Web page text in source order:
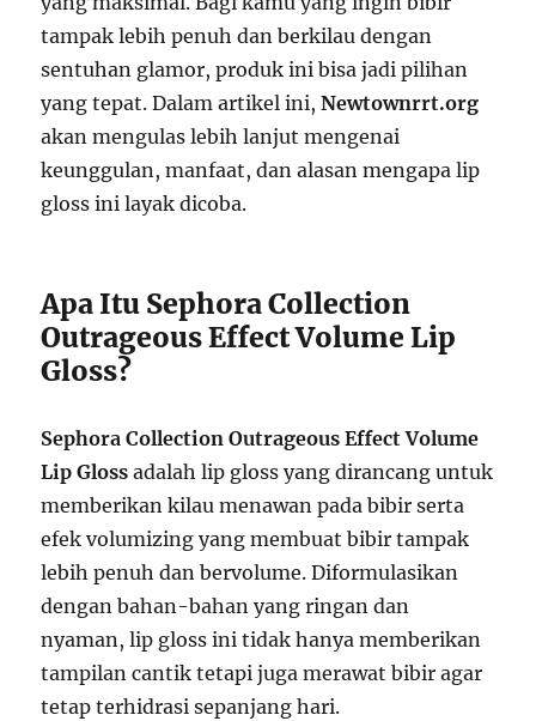
tampak lebih penuh dan berkilau dengan
sentuhan glamor, produk ini bisa jadi pilihan
yang tepat. Dalam artikel ini,Newtownrrt.org
akan mengulas lebih lanjut mengenai
keunggulan, manfaat, dan alasan mengapa lip
gloss ini layak dicoba.
Apa Itu Sephora Collection
Outrageous Effect Volume Lip
Gloss?
Sephora Collection Outrageous Effect Volume
Lip Gloss adalah lip gloss yang dirancang untuk
memberikan kilau menawan pada bibir serta
efek volumizing yang membuat bibir tampak
lebih penuh dan bervolume. Diformulasikan
dengan bahan-bahan yang ringan dan
nyaman, lip gloss ini tidak hanya memberikan
tampilan cantik tetapi juga merawat bibir agar
tetap terhidrasi sepanjang hari.